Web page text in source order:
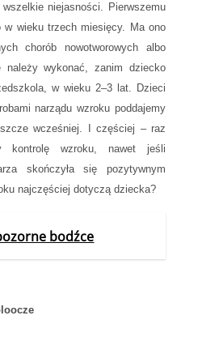
niejasności. Pierwszemu
w wieku trzech miesięcy. Ma ono
chorób nowotworowych albo
należy wykonać, zanim dziecko
w wieku 2–3 lat. Dzieci
narządu wzroku poddajemy
wcześniej. I częściej – raz
kontrolę wzroku, nawet jeśli
skończyła się pozytywnym
najczęściej dotyczą dziecka?
bodźce